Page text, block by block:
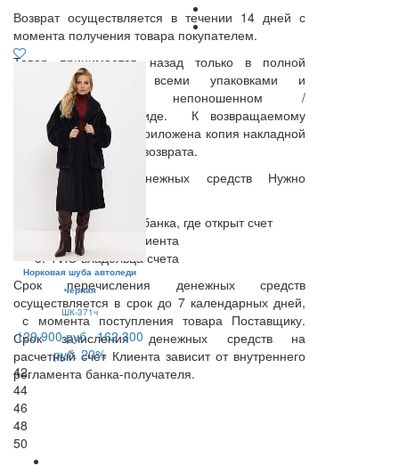
Возврат осуществляется в течении 14 дней с
момента получения товара покупателем.
Товар принимается назад только в полной
комплектации, со всеми упаковками и
наклейками, в непоношенном /
неиспользованном виде. К возвращаемому
товару должна быть приложена копия накладной
и заполненный бланк возврата.
Для получения денежных средств Нужно
предоставить:
БИК отделения банка, где открыт счет
Лицевой счет Клиента
ФИО владельца счета
Срок перечисления денежных средств
осуществляется в срок до 7 календарных дней,
с момента поступления товара Поставщику.
Срок зачисления денежных средств на
расчетный счет Клиента зависит от внутреннего
регламента банка-получателя.
Норковая шуба автоледи
черная
ШК-371ч
129 900 руб. 162 300
руб. 20%
42
44
46
48
50